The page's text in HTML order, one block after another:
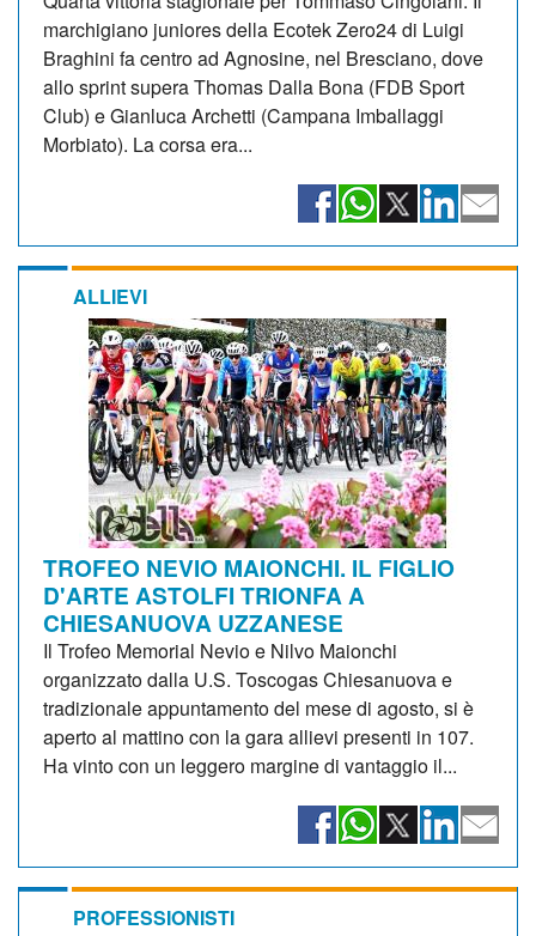
marchigiano juniores della Ecotek Zero24 di Luigi
Braghini fa centro ad Agnosine, nel Bresciano, dove
allo sprint supera Thomas Dalla Bona (FDB Sport
Club) e Gianluca Archetti (Campana Imballaggi
Morbiato). La corsa era...
ALLIEVI
TROFEO NEVIO MAIONCHI. IL FIGLIO
D'ARTE ASTOLFI TRIONFA A
CHIESANUOVA UZZANESE
Il Trofeo Memorial Nevio e Nilvo Maionchi
organizzato dalla U.S. Toscogas Chiesanuova e
tradizionale appuntamento del mese di agosto, si è
aperto al mattino con la gara allievi presenti in 107.
Ha vinto con un leggero margine di vantaggio il...
PROFESSIONISTI